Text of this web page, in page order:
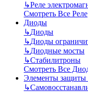
↳Реле
Смотреть Все Реле
Диоды
↳Диоды
↳Диоды
↳Диодные мосты
↳Стабилитроны
Смотреть Все
Элементы защиты
↳